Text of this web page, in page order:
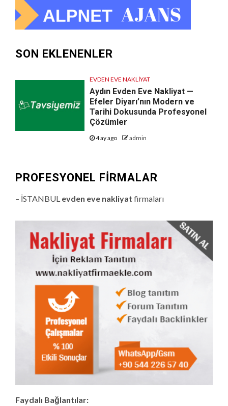
SON EKLENENLER
EVDEN EVE NAKLIYAT
Aydın Evden Eve Nakliyat —
Efeler Diyarı’nın Modern ve
Tarihi Dokusunda Profesyonel
Çözümler
4 ay ago admin
PROFESYONEL FIRMALAR
– İSTANBUL evden eve nakliyat firmaları
Faydalı Bağlantılar: